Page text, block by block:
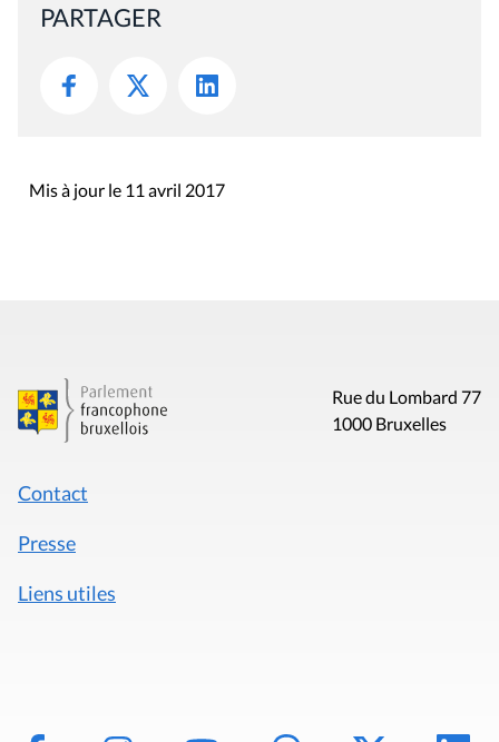
PARTAGER
Mis à jour le 11 avril 2017
Rue du Lombard 77
1000 Bruxelles
Contact
Presse
Liens utiles